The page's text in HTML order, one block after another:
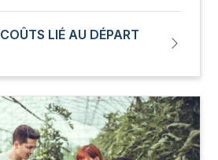
LIÉ AU DÉPART